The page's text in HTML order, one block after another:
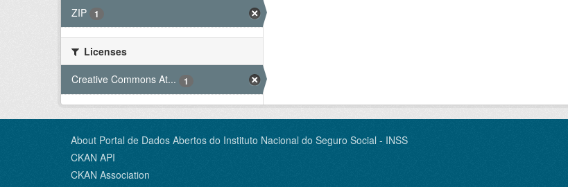
ZIP 1
Licenses
Creative Commons At...
1
About Portal de Dados Abertos do Instituto Nacional do Seguro Social - INSS
CKAN API
CKAN Association